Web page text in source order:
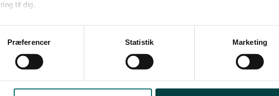
til dig.​
til alle formål. Du kan til enhver tid læse mere om brugen af cookies samt
linket til vores
. Oplysninger om behandling af personoplysninger
Præferencer Statistik Marketing
Grenaa, Ålsø, Ålsrode og Vejlby.
Dyk ned i Grenaa, Ålsø, Ålsrode og Vejlby